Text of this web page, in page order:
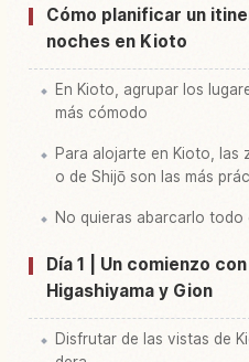
Buscar
Cómo planificar un
noches en Kioto
En Kioto, agrupar los
más cómodo
Para alojarte en Kioto, las
o de Shijō son las más
No quieras abarcarlo todo
Día 1 | Un comienzo
Higashiyama y Gion
Disfrutar de las vistas de